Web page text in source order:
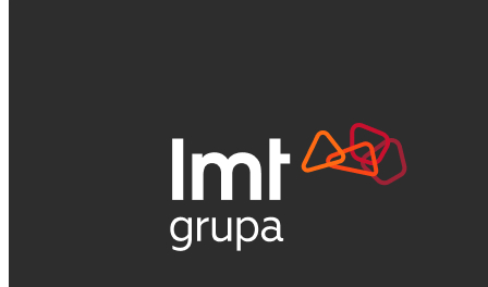
Iekārtu apdrošināšana
Atvērtais līgums
Datortehnika